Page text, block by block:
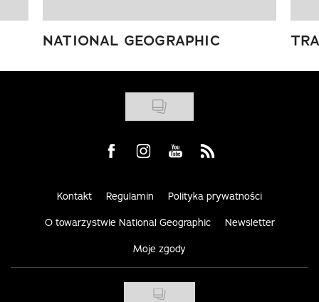
NATIONAL GEOGRAPHIC
Visit us on Facebook
Visit us on Instagram
Visit us on Youtube
Visit us on Rss
Kontakt Regulamin Polityka prywatności
O towarzystwie National Geographic Newsletter
Moje zgody